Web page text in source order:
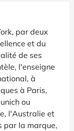
par deux
et du
de ses
l'enseigne
à
à Paris,
ou
l'Australie et
par la marque,